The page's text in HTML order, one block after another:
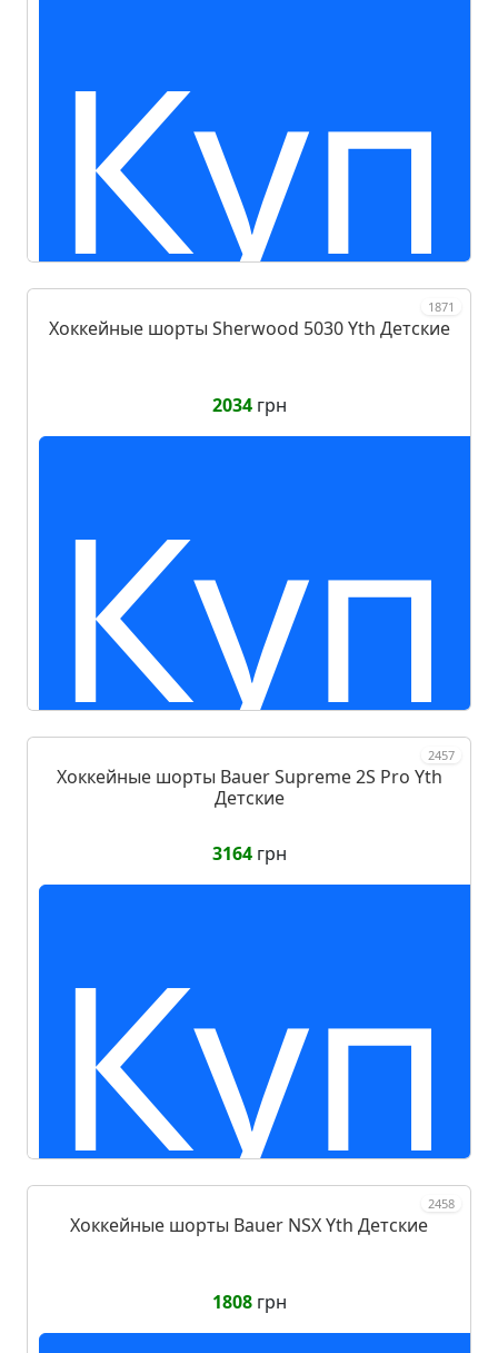
1871
Хоккейные шорты Sherwood 5030 Yth Детские
2034грн
2457
Хоккейные шорты Bauer Supreme 2S Pro Yth
Детские
3164грн
2458
Хоккейные шорты Bauer NSX Yth Детские
1808грн